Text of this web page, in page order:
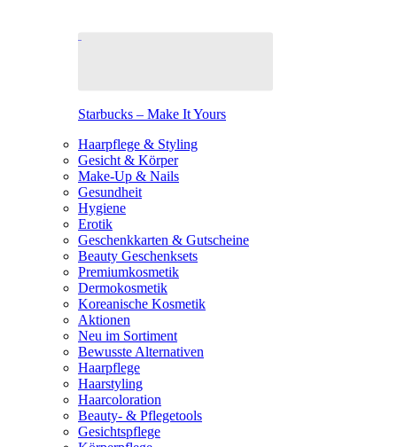
Starbucks – Make It Yours
Haarpflege & Styling
Gesicht & Körper
Make-Up & Nails
Gesundheit
Hygiene
Erotik
Geschenkkarten & Gutscheine
Beauty Geschenksets
Premiumkosmetik
Dermokosmetik
Koreanische Kosmetik
Aktionen
Neu im Sortiment
Bewusste Alternativen
Haarpflege
Haarstyling
Haarcoloration
Beauty- & Pflegetools
Gesichtspflege